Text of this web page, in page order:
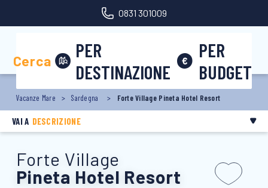
0831 301009
Cerca
PER
DESTINAZIONE
PER
BUDGET
Vacanze Mare Sardegna Forte Village Pineta Hotel Resort
VAI A DESCRIZIONE
Forte Village
Pineta Hotel Resort